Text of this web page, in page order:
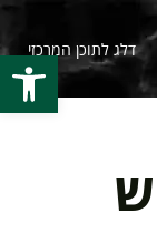
פתח
דלג לתוכן המרכזי